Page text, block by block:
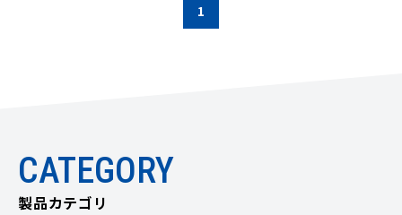
1
CATEGORY
製品カテゴリ